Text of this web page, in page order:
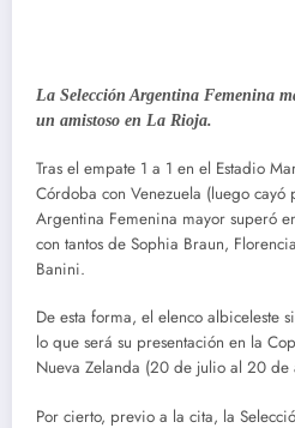
La Selección Argentina Femenina
un amistoso en La Rioja.
Tras el empate 1 a 1 en el Estadio
Córdoba con Venezuela (luego cayó
Argentina Femenina mayor superó
con tantos de Sophia Braun,
Banini.
De esta forma, el elenco albiceleste
lo que será su presentación en la
Nueva Zelanda (20 de julio al 20 de
Por cierto, previo a la cita, la